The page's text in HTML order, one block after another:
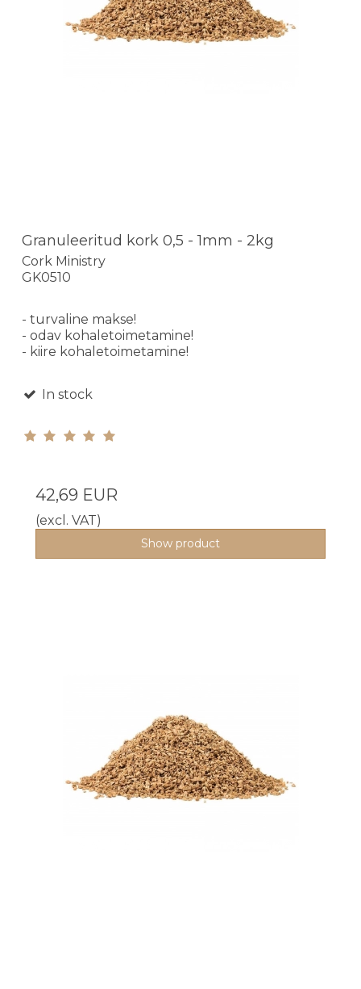
Granuleeritud kork 0,5 - 1mm - 2kg
Cork Ministry
GK0510
- turvaline makse!
- odav kohaletoimetamine!
- kiire kohaletoimetamine!
In stock
42,69 EUR
(excl. VAT)
Show product